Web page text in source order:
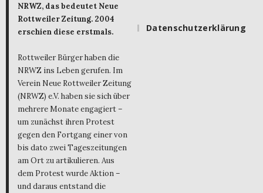
NRWZ, das bedeutet Neue
Rottweiler Zeitung. 2004
erschien diese erstmals.
Rottweiler Bürger haben die
NRWZ ins Leben gerufen. Im
Verein Neue Rottweiler Zeitung
(NRWZ) e.V. haben sie sich über
mehrere Monate engagiert –
um zunächst ihren Protest
gegen den Fortgang einer von
bis dato zwei Tageszeitungen
am Ort zu artikulieren. Aus
dem Protest wurde Aktion –
und daraus entstand die
Datenschutzerklärung